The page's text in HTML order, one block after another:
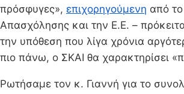
πρόσφυγες», επιχορηγούμενη από
Απασχόλησης και την Ε.Ε. –
την υπόθεση που λίγα χρόνια
πιο πάνω, ο ΣΚΑΙ θα χαρακτηρίσει
Ρωτήσαμε τον κ. Γιαννή για το